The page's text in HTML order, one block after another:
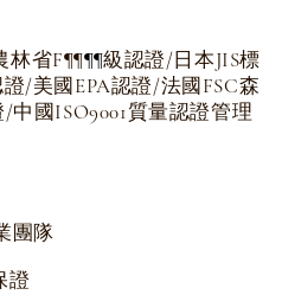
林省F¶¶¶¶級認證/日本JIS標
/美國EPA認證/法國FSC森
中國ISO9001質量認證管理
團隊
證